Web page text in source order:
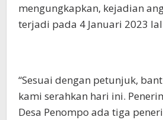
mengungkapkan, kejadian
terjadi pada 4 Januari 2023
“Sesuai dengan petunjuk,
kami serahkan hari ini.
Desa Penompo ada tiga